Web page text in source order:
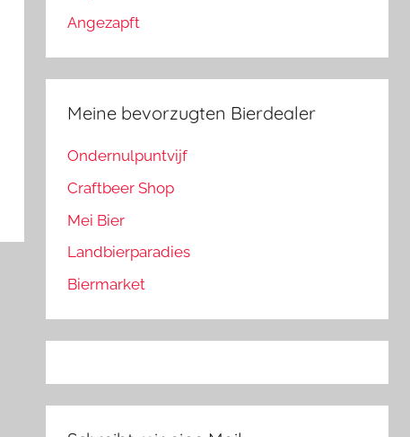
Angezapft
Meine bevorzugten Bierdealer
Ondernulpuntvijf
Craftbeer Shop
Mei Bier
Landbierparadies
Biermarket